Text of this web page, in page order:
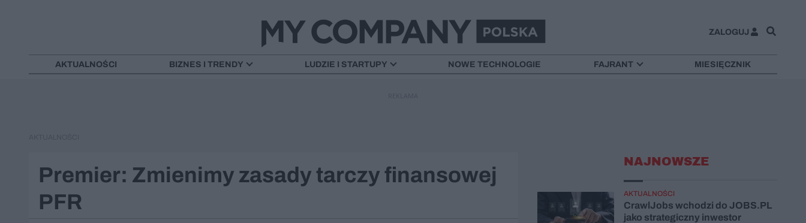
ZALOGUJ
AKTUALNOŚCI BIZNES I TRENDY LUDZIE I STARTUPY NOWE TECHNOLOGIE FAJRANT MIESIĘCZNIK
Premier: Zmienimy zasady tarczy finansowej
PFR
NAJNOWSZE
AKTUALNOŚCI
CrawlJobs wchodzi do JOBS.PL
jako strategiczny inwestor